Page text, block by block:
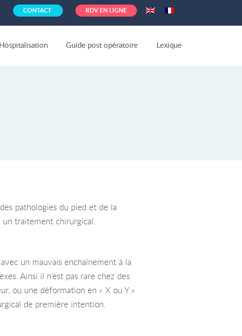
CONTACT RDV EN LIGNE
Hospitalisation Guide post opératoire Lexique
pathologies du pied et de la
traitement chirurgical.
un mauvais enchaînement à la
Ainsi il n’est pas rare chez des
ou une déformation en « X ou Y »
de première intention.